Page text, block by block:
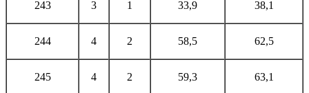
243 3 1 33,9 38,1
244 4 2 58,5 62,5
245 4 2 59,3 63,1